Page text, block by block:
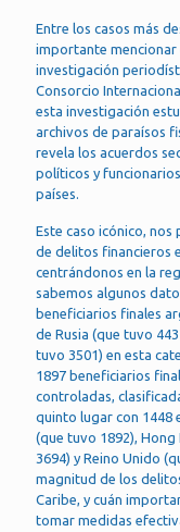
Entre los casos más
importante mencionar
investigación
Consorcio
esta investigación
archivos de paraísos
revela los acuerdos
políticos y
países.
Este caso icónico,
de delitos financieros
centrándonos en la
sabemos algunos
beneficiarios finales
de Rusia (que tuvo
tuvo 3501) en esta
1897 beneficiarios
controladas,
quinto lugar con 1448
(que tuvo 1892), Hong
3694) y Reino Unido
magnitud de los
Caribe, y cuán
tomar medidas